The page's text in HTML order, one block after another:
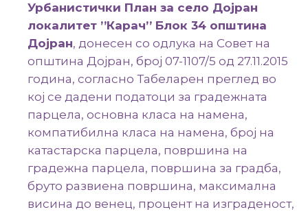
Урбанистички План за село Дојран
локалитет ’’Карач’’ Блок 34 општина
Дојран, донесен со одлука на Совет на
општина Дојран, број 07-1107/5 од 27.11.2015
година, согласно Табеларен преглед во
кој се дадени податоци за градежната
парцела, основна класа на намена,
компатибилна класа на намена, број на
катастарска парцела, површина на
градежна парцела, површина за градба,
бруто развиена површина, максимална
висина до венец, процент на изграденост,